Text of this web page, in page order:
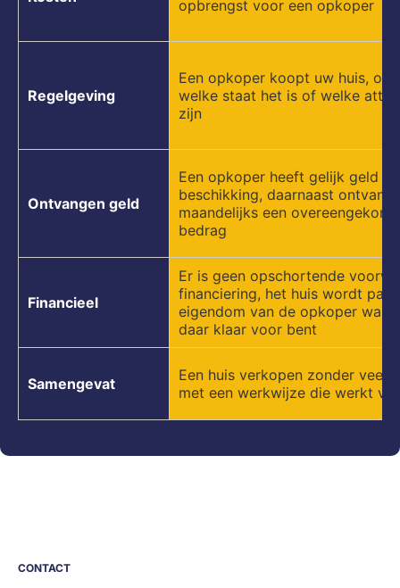
opbrengst voor een opkoper
Regelgeving
Een opkoper koopt uw huis,
welke staat het is of welke
zijn
Ontvangen geld
Een opkoper heeft gelijk geld
beschikking, daarnaast
maandelijks een
bedrag
Financieel
Er is geen opschortende
financiering, het huis wordt pas
eigendom van de opkoper
daar klaar voor bent
Samengevat
Een huis verkopen zonder veel
met een werkwijze die werkt
CONTACT